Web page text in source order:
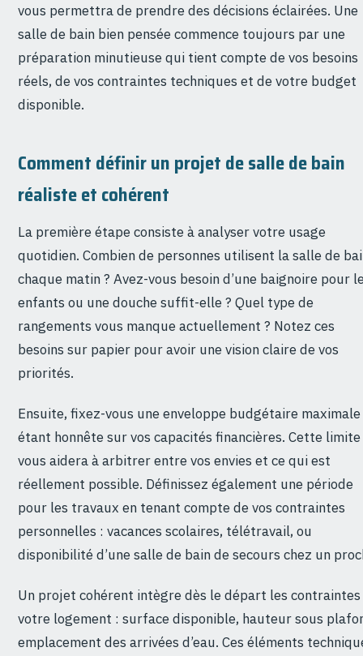
vous permettra de prendre des décisions éclairées. Une
salle de bain bien pensée commence toujours par une
préparation minutieuse qui tient compte de vos besoins
réels, de vos contraintes techniques et de votre budget
disponible.
Comment définir un projet de salle de bain
réaliste et cohérent
La première étape consiste à analyser votre usage
quotidien. Combien de personnes utilisent la salle de
chaque matin ? Avez-vous besoin d’une baignoire pour
enfants ou une douche suffit-elle ? Quel type de
rangements vous manque actuellement ? Notez ces
besoins sur papier pour avoir une vision claire de vos
priorités.
Ensuite, fixez-vous une enveloppe budgétaire maximale
étant honnête sur vos capacités financières. Cette limite
vous aidera à arbitrer entre vos envies et ce qui est
réellement possible. Définissez également une période
pour les travaux en tenant compte de vos contraintes
personnelles : vacances scolaires, télétravail, ou
disponibilité d’une salle de bain de secours chez un
Un projet cohérent intègre dès le départ les contraintes
votre logement : surface disponible, hauteur sous
emplacement des arrivées d’eau. Ces éléments